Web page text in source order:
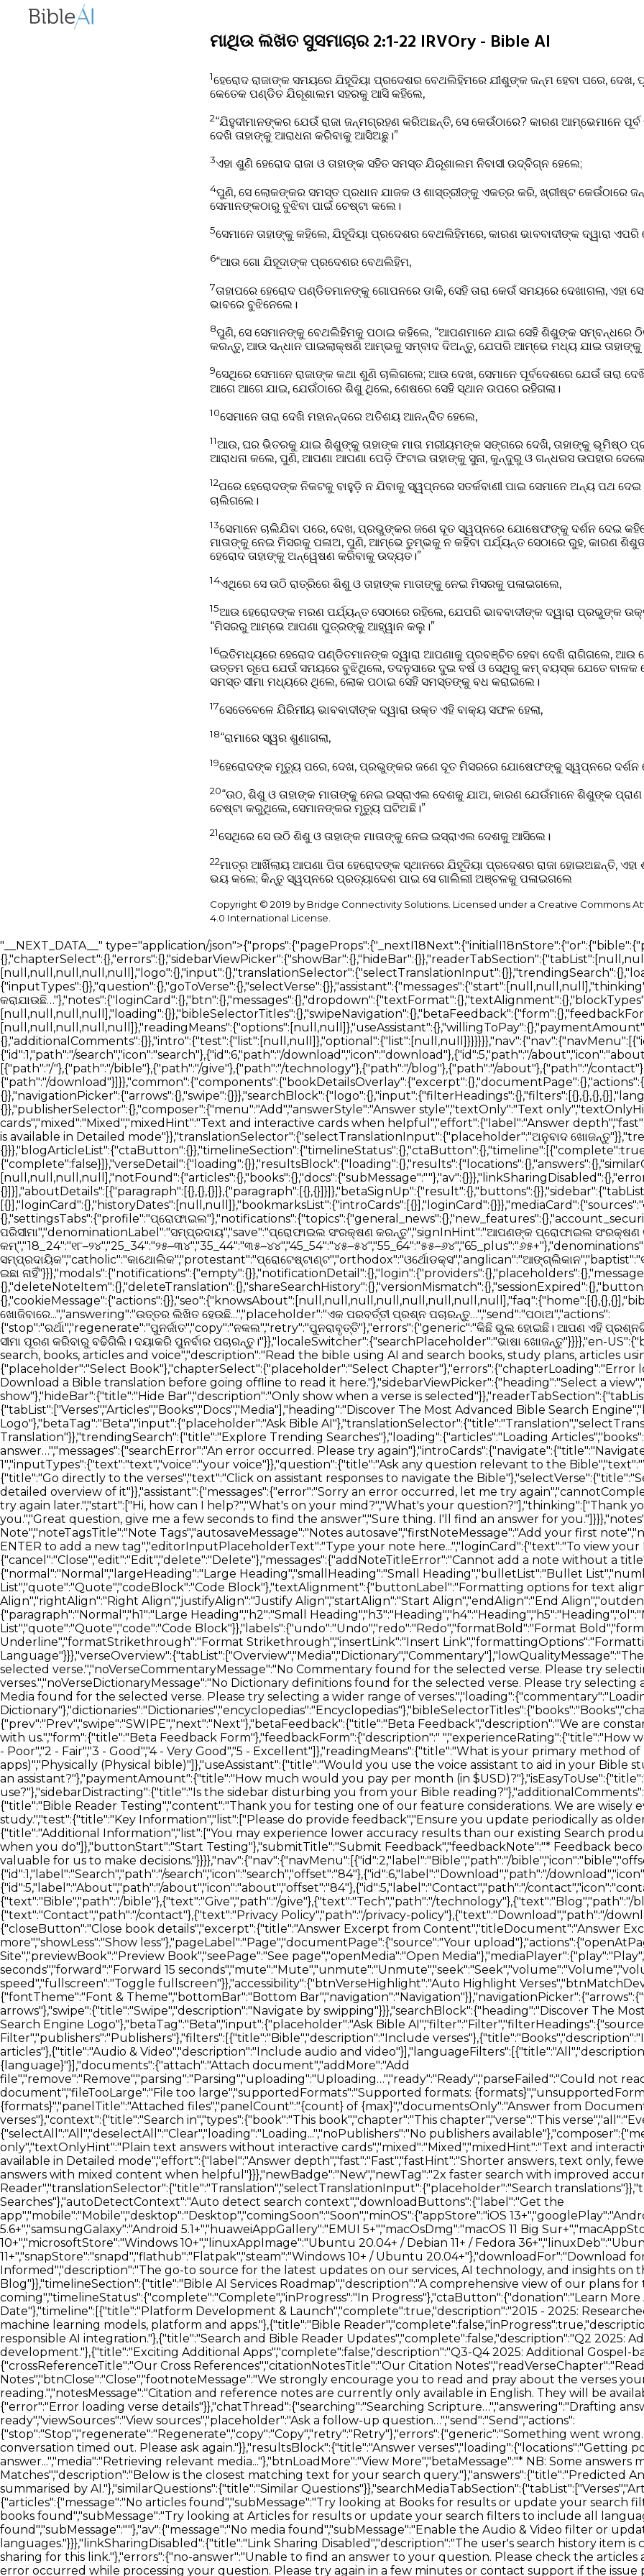
ମାଥିଉ ଲିଖିତ ସୁସମାଚାର 2:1-22 IRVOry - Bible AI
1ହେରୋଦ ରାଜାଙ୍କ ସମୟରେ ଯିହୂଦିୟା ପ୍ରଦେଶର ବେଥଲିହିମରେ ଯୀଶୁଙ୍କ ଜନ୍ମ ହେବା ପରେ, ଦେଖ,
କେତେକ ପଣ୍ଡିତ ଯିରୂଶାଲମ ସହରକୁ ଆସି କହିଲେ,
2“ଯିହୁଦୀମାନଙ୍କର ଯେଉଁ ରାଜା ଜନ୍ମଗ୍ରହଣ କରିଅଛନ୍ତି, ସେ କେଉଁଠାରେ? କାରଣ ଆମ୍ଭେମାନେ ପୂର୍ବ
ଦେଖି ତାହାଙ୍କୁ ଆରାଧନା କରିବାକୁ ଆସିଅଛୁ।”
3ଏହା ଶୁଣି ହେରୋଦ ରାଜା ଓ ତାହାଙ୍କ ସହିତ ସମସ୍ତ ଯିରୂଶାଲମ ନିବାସୀ ଉଦ୍‌ବିଗ୍ନ ହେଲେ;
4ପୁଣି, ସେ ଲୋକଙ୍କର ସମସ୍ତ ପ୍ରଧାନ ଯାଜକ ଓ ଶାସ୍ତ୍ରୀଙ୍କୁ ଏକତ୍ର କରି, ଖ୍ରୀଷ୍ଟ କେଉଁଠାରେ
ସେମାନଙ୍କଠାରୁ ବୁଝିବା ପାଇଁ ଚେଷ୍ଟା କଲେ।
5ସେମାନେ ତାହାଙ୍କୁ କହିଲେ, ଯିହୂଦିୟା ପ୍ରଦେଶର ବେଥଲିହିମରେ, କାରଣ ଭାବବାଦୀଙ୍କ ଦ୍ୱାରା ଏପରି
6“ଆଉ ଗୋ ଯିହୂଦାଙ୍କ ପ୍ରଦେଶର ବେଥଲିହିମ,
7ତାହାପରେ ହେରୋଦ ପଣ୍ଡିତମାନଙ୍କୁ ଗୋପନରେ ଡାକି, ସେହି ତାରା କେଉଁ ସମୟରେ ଦେଖାଗଲା, ଏହା
ଭାବରେ ବୁଝିନେଲେ।
8ପୁଣି, ସେ ସେମାନଙ୍କୁ ବେଥଲିହିମକୁ ପଠାଇ କହିଲେ, “ଆପଣମାନେ ଯାଇ ସେହି ଶିଶୁଙ୍କ ସମ୍ବନ୍ଧରେ
କରନ୍ତୁ, ଆଉ ସନ୍ଧାନ ପାଇଲାକ୍ଷଣି ଆମ୍ଭକୁ ସମ୍ବାଦ ଦିଅନ୍ତୁ, ଯେପରି ଆମ୍ଭେ ମଧ୍ୟ ଯାଇ ତାହାଙ୍କୁ
9ସେଥିରେ ସେମାନେ ରାଜାଙ୍କ କଥା ଶୁଣି ଚାଲିଗଲେ; ଆଉ ଦେଖ, ସେମାନେ ପୂର୍ବଦେଶରେ ଯେଉଁ ତାରା
ଆଗେ ଆଗେ ଯାଇ, ଯେଉଁଠାରେ ଶିଶୁ ଥିଲେ, ଶେଷରେ ସେହି ସ୍ଥାନ ଉପରେ ରହିଗଲା।
10ସେମାନେ ତାରା ଦେଖି ମହାନନ୍ଦରେ ଅତିଶୟ ଆନନ୍ଦିତ ହେଲେ,
11ଆଉ, ଘର ଭିତରକୁ ଯାଇ ଶିଶୁଙ୍କୁ ତାହାଙ୍କ ମାତା ମରୀୟମଙ୍କ ସଙ୍ଗରେ ଦେଖି, ତାହାଙ୍କୁ ଭୂମିଷ୍ଠ
ଆରାଧନା କଲେ, ପୁଣି, ଆପଣା ଆପଣା ପେଡ଼ି ଫିଟାଇ ତାହାଙ୍କୁ ସୁନା, କୁନ୍ଦୁରୁ ଓ ଗନ୍ଧରସ ଉପହାର
12ପରେ ହେରୋଦଙ୍କ ନିକଟକୁ ବାହୁଡ଼ି ନ ଯିବାକୁ ସ୍ୱପ୍ନରେ ସତର୍କବାଣୀ ପାଇ ସେମାନେ ଅନ୍ୟ ପଥ
ଚାଲିଗଲେ।
13ସେମାନେ ଚାଲିଯିବା ପରେ, ଦେଖ, ପ୍ରଭୁଙ୍କର ଜଣେ ଦୂତ ସ୍ୱପ୍ନରେ ଯୋଷେଫଙ୍କୁ ଦର୍ଶନ ଦେଇ
ମାତାଙ୍କୁ ନେଇ ମିସରକୁ ପଳାଅ, ପୁଣି, ଆମ୍ଭେ ତୁମ୍ଭକୁ ନ କହିବା ପର୍ଯ୍ୟନ୍ତ ସେଠାରେ ରୁହ, କାରଣ
ହେରୋଦ ତାହାଙ୍କୁ ଅନ୍ୱେଷଣ କରିବାକୁ ଉଦ୍ୟତ।”
14ଏଥିରେ ସେ ଉଠି ରାତ୍ରିରେ ଶିଶୁ ଓ ତାହାଙ୍କ ମାତାଙ୍କୁ ନେଇ ମିସରକୁ ପଳାଇଗଲେ,
15ଆଉ ହେରୋଦଙ୍କ ମରଣ ପର୍ଯ୍ୟନ୍ତ ସେଠାରେ ରହିଲେ, ଯେପରି ଭାବବାଦୀଙ୍କ ଦ୍ୱାରା ପ୍ରଭୁଙ୍କ
“ମିସରରୁ ଆମ୍ଭେ ଆପଣା ପୁତ୍ରଙ୍କୁ ଆହ୍ୱାନ କଲୁ।”
16ଇତିମଧ୍ୟରେ ହେରୋଦ ପଣ୍ଡିତମାନଙ୍କ ଦ୍ୱାରା ଆପଣାକୁ ପ୍ରବଞ୍ଚିତ ହେବା ଦେଖି ରାଗିଗଲେ, ଆଉ
ଉତ୍ତମ ରୂପେ ଯେଉଁ ସମୟରେ ବୁଝିଥିଲେ, ତଦନୁସାରେ ଦୁଇ ବର୍ଷ ଓ ସେଥିରୁ କମ୍ ବୟସ୍କ ଯେତେ
ସମସ୍ତ ସୀମା ମଧ୍ୟରେ ଥିଲେ, ଲୋକ ପଠାଇ ସେହି ସମସ୍ତଙ୍କୁ ବଧ କରାଇଲେ।
17ସେତେବେଳେ ଯିରିମୀୟ ଭାବବାଦୀଙ୍କ ଦ୍ୱାରା ଉକ୍ତ ଏହି ବାକ୍ୟ ସଫଳ ହେଲା,
18“ରାମାରେ ସ୍ୱର ଶୁଣାଗଲା,
19ହେରୋଦଙ୍କ ମୃତ୍ୟୁ ପରେ, ଦେଖ, ପ୍ରଭୁଙ୍କର ଜଣେ ଦୂତ ମିସରରେ ଯୋଷେଫଙ୍କୁ ସ୍ୱପ୍ନରେ ଦର୍ଶନ
20“ଉଠ, ଶିଶୁ ଓ ତାହାଙ୍କ ମାତାଙ୍କୁ ନେଇ ଇସ୍ରାଏଲ ଦେଶକୁ ଯାଅ, କାରଣ ଯେଉଁମାନେ ଶିଶୁଙ୍କ
ଚେଷ୍ଟା କରୁଥିଲେ, ସେମାନଙ୍କର ମୃତ୍ୟୁ ଘଟିଅଛି।”
21ସେଥିରେ ସେ ଉଠି ଶିଶୁ ଓ ତାହାଙ୍କ ମାତାଙ୍କୁ ନେଇ ଇସ୍ରାଏଲ ଦେଶକୁ ଆସିଲେ।
22ମାତ୍ର ଆର୍ଖିଲାୟ ଆପଣା ପିତା ହେରୋଦଙ୍କ ସ୍ଥାନରେ ଯିହୂଦିୟା ପ୍ରଦେଶର ରାଜା ହୋଇଅଛନ୍ତି, ଏହା
ଭୟ କଲେ; କିନ୍ତୁ ସ୍ୱପ୍ନରେ ପ୍ରତ୍ୟାଦେଶ ପାଇ ସେ ଗାଲିଲୀ ଅଞ୍ଚଳକୁ ପଳାଇଗଲେ
Copyright © 2019 by Bridge Connectivity Solutions. Licensed under a Creative Commons
4.0 International License.
"__NEXT_DATA__" type="application/json">{"props":{"pageProps":{"_nextI18Next":{"initialI18nStore":{"or":{"bible":{"page":{"head":{},"bibleReader":{"bookSelect":{},"chapterSelect":{},"errors":{},"sidebarViewPicker":{"showBar":{},"hideBar":{}},"readerTabSection":{"tabList":[null,null,null,null],"searchBlock":{"tabList":[null,null,null,null,null],"logo":{},"input":{},"translationSelector":{"selectTranslationInput":{}},"trendingSearch":{},"loading":{},"messages":{},"introCards":{"navigate":{"inputTypes":{}},"question":{},"goToVerse":{},"selectVerse":{}},"assistant":{"messages":{"start":[null,null,null],"thinking":[null,null,null,null]}},"answering":"ଉତ୍ତର ପ୍ରସ୍ତୁତ କରାଯାଉଛି…"},"notes":{"loginCard":{},"btn":{},"messages":{},"dropdown":{"textFormat":{},"textAlignment":{},"blockTypes":{}},"labels":{}}},"verseOverview":{"tabList":[null,null,null,null],"loading":{}},"bibleSelectorTitles":{},"swipeNavigation":{},"betaFeedback":{"form":{},"feedbackForm":{"experienceRating":{"options":[null,null,null,null,null]},"readingMeans":{"options":[null,null]},"useAssistant":{},"willingToPay":{},"paymentAmount":{},"isEasyToUse":{},"sidebarDistracting":{},"additionalComments":{}},"intro":{"test":{"list":[null,null]},"optional":{"list":[null,null]}}}}}},"nav":{"nav":{"navMenu":[{"id":2,"path":"/bible","icon":"bible"},{"id":1,"path":"/search","icon":"search"},{"id":6,"path":"/download","icon":"download"},{"id":5,"path":"/about","icon":"about"},{"id":5,"path":"/contact","icon":"contact"}],"footerMenu":[{"path":"/"},{"path":"/bible"},{"path":"/give"},{"path":"/technology"},{"path":"/blog"},{"path":"/about"},{"path":"/contact"},{"path":"/privacy-policy"},{"path":"/download"}]}},"common":{"components":{"bookDetailsOverlay":{"excerpt":{},"documentPage":{},"actions":{},"mediaPlayer":{}},"accessibility":{"accordion":{"titles":{}},"navigationPicker":{"arrows":{},"swipe":{}}},"searchBlock":{"logo":{},"input":{"filterHeadings":{},"filters":[{},{},{},{}],"languageFilters":[{},{}],"documents":{},"context":{"types":{}},"publisherSelector":{},"composer":{"menu":"Add","answerStyle":"Answer style","textOnly":"Text only","textOnlyHint":"Plain text answers without interactive cards","mixed":"Mixed","mixedHint":"Text and interactive cards when helpful","effort":{"label":"Answer depth","fast":"Fast","detailed":"Detailed"},"mixedDisabledHint":"Mixed is available in Detailed mode"}},"translationSelector":{"selectTranslationInput":{"placeholder":"ଅନୁବାଦ ଖୋଜନ୍ତୁ"}},"trendingSearch":{},"downloadButtons":{"minOS":{}}},"blogArticleList":{"ctaButton":{}},"timelineSection":{"timelineStatus":{},"ctaButton":{},"timeline":[{"complete":true},{"complete":false,"inProgress":true},{"complete":false},{"complete":false}]},"verseDetail":{"loading":{}},"resultsBlock":{"loading":{},"results":{"locations":{},"answers":{},"similarQuestions":{}},"searchMediaTabSection":{"tabList":[null,null,null,null],"notFound":{"articles":{},"books":{},"docs":{"subMessage":""},"av":{}}},"linkSharingDisabled":{},"errors":{}},"detailsSection":{"techDetails":[{"paragraph":[{},{},{},{}]}],"aboutDetails":[{"paragraph":[{},{},{}]},{"paragraph":[{},{}]}]},"betaSignUp":{"result":{},"buttons":{}},"sidebar":{"tabList":[null,null,null],"userHistoryList":{"introCards":[{}],"loginCard":{},"historyDates":[null,null]},"bookmarksList":{"introCards":[{}],"loginCard":{}}},"mediaCard":{"sources":"ಮೂಲಗಳು"},"userDetailsPopup":{"fontSize":{},"settingsTabs":{"profile":"ପ୍ରୋଫାଇଲ"},"notifications":{"topics":{"general_news":{},"new_features":{},"account_security":{}}},"profile":{"ageRangeLabel":"ବୟସ ପରିସୀମା","denominationLabel":"ସମ୍ପ୍ରଦାୟ","save":"ପ୍ରୋଫାଇଲ ସଂରକ୍ଷଣ କରନ୍ତୁ","signInHint":"ଆପଣଙ୍କ ପ୍ରୋଫାଇଲ ସଂରକ୍ଷଣ କରିବାକୁ ସାଇନ୍ ଇନ୍ କରନ୍ତୁ।","ageRanges":{"under_18":"୧୮ ବର୍ଷରୁ କମ୍","18_24":"୧୮–୨୪","25_34":"୨୫–୩୪","35_44":"୩୫–୪୪","45_54":"୪୫–୫୪","55_64":"୫୫–୬୪","65_plus":"୬୫+"},"denominations":{"non_denominational":"ଅ-ସମ୍ପ୍ରଦାୟିକ","catholic":"କାଥୋଲିକ","protestant":"ପ୍ରୋଟେଷ୍ଟାଣ୍ଟ","orthodox":"ଓର୍ଥୋଡକ୍ସ","anglican":"ଆଙ୍ଗ୍ଲିକାନ","baptist":"ବାପ୍ତିଷ୍ଟ","pentecostal":"ପେଣ୍ଟେକୋଷ୍ଟାଲ","other":"ଅନ୍ୟ","prefer_not_to_say":"କହିବାକୁ ଇଛା ନାହିଁ"}}},"modals":{"notifications":{"empty":{}},"notificationDetail":{},"login":{"providers":{},"placeholders":{},"message":{}},"accountDelete":{},"deleteHistoryItem":{},"deleteNoteItem":{},"deleteTranslation":{},"shareSearchHistory":{},"versionMismatch":{},"sessionExpired":{},"buttons":{"delete":{},"confirm":{},"submit":{}}},"connectivityToast":{},"cookieMessage":{"actions":{}},"seo":{"knowsAbout":[null,null,null,null,null,null,null,null],"faq":{"home":[{},{},{}],"bible":[{},{},{}]}},"chatThread":{"searching":"ପବିତ୍ର ଶାସ୍ତ୍ର ଖୋଜିବାରେ...","answering":"ଉତ୍ତର ଲିଖିତ ହେଉଛି...","placeholder":"ଏକ ପରବର୍ତ୍ତୀ ପ୍ରଶ୍ନ ପଚାରନ୍ତୁ…","send":"ପଠାଅ","actions":{"stop":"ରର୍ଥା","regenerate":"ପୁନର୍ଜାତ","copy":"ନକଲ","retry":"ପୁନରାବୃତ୍ତି"},"errors":{"generic":"କିଛି ଭୁଲ ହୋଇଛି। ଆପଣ ଏହି ପ୍ରଶ୍ନଟି ପୁନର୍ବାର ପ୍ରୟାସ କରିପାରିବେ।","sessionLost":"ଏହି କଥାବାତ୍ତା ସମୟ ସୀମା ପୂରଣ କରିବାରୁ ବଢିଗିଲି। ଦୟାକରି ପୁନର୍ବାର ପଚାରନ୍ତୁ।"}},"localeSwitcher":{"searchPlaceholder":"ଭାଷା ଖୋଜନ୍ତୁ"}}}},"en-US":{"bible":{"page":{"head":{"title":"Bible AI Bible reader with search, books, articles and voice","description":"Read the bible using AI and search books, study plans, articles using your voice"},"bibleReader":{"title":"Bible","bookSelect":{"placeholder":"Select Book"},"chapterSelect":{"placeholder":"Select Chapter"},"errors":{"chapterLoading":"Error loading chapter. Resolving...","offline":"You're offline. Download a Bible translation before going offline to read it here."},"sidebarViewPicker":{"heading":"Select a view","showBar":{"title":"Show Bar","description":"Always show"},"hideBar":{"title":"Hide Bar","description":"Only show when a verse is selected"}},"readerTabSection":{"tabList":["Search","Verses","Notes","Bookmarks"],"searchBlock":{"tabList":["Verses","Articles","Books","Docs","Media"],"heading":"Discover The Most Advanced Bible Search Engine","logo":{"title":"Bible AI Search Engine Logo"},"betaTag":"Beta","input":{"placeholder":"Ask Bible AI"},"translationSelector":{"title":"Translation","selectTranslationInput":{"placeholder":"Select Translation"}},"trendingSearch":{"title":"Explore Trending Searches"},"loading":{"articles":"Loading Articles","books":"Loading Books"},"answering":"Drafting answer…","messages":{"searchError":"An error occurred. Please try again"},"introCards":{"navigate":{"title":"Navigate the bible using {type}","text":"Go to Matthew 1","inputTypes":{"text":"text","voice":"your voice"}},"question":{"title":"Ask any question relevant to the Bible","text":"Who is Jesus and why did he die?"},"goToVerse":{"title":"Go directly to the verses","text":"Click on assistant responses to navigate the Bible"},"selectVerse":{"title":"Select a verse to begin","text":"Click on a verse to show a detailed overview of it"}},"assistant":{"messages":{"error":"Sorry an error occurred, let me try again","cannotCompleteQueryError":"Unable to complete your query, please try again later.","start":["Hi, how can I help?","What's on your mind?","What's your question?"],"thinking":["Thank you. Let me think about that.","I will look for an answer for you.","Great question, give me a few seconds to find the answer","Sure